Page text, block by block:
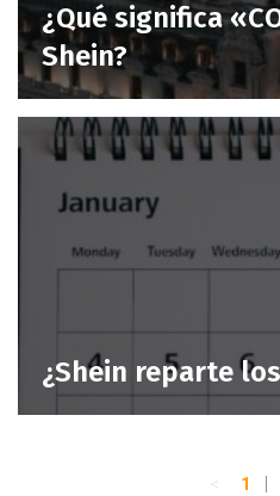
¿Qué significa
Shein?
¿Shein reparte
< 1